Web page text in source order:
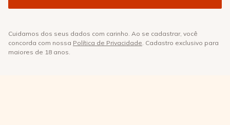
Cuidamos dos seus dados com carinho. Ao se cadastrar, você
concorda com nossa Política de Privacidade. Cadastro exclusivo para
maiores de 18 anos.